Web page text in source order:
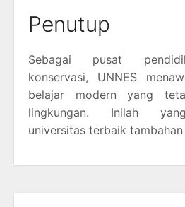
Penutup
Sebagai pusat
konservasi, UNNES
belajar modern yang
lingkungan. Inilah
universitas terbaik